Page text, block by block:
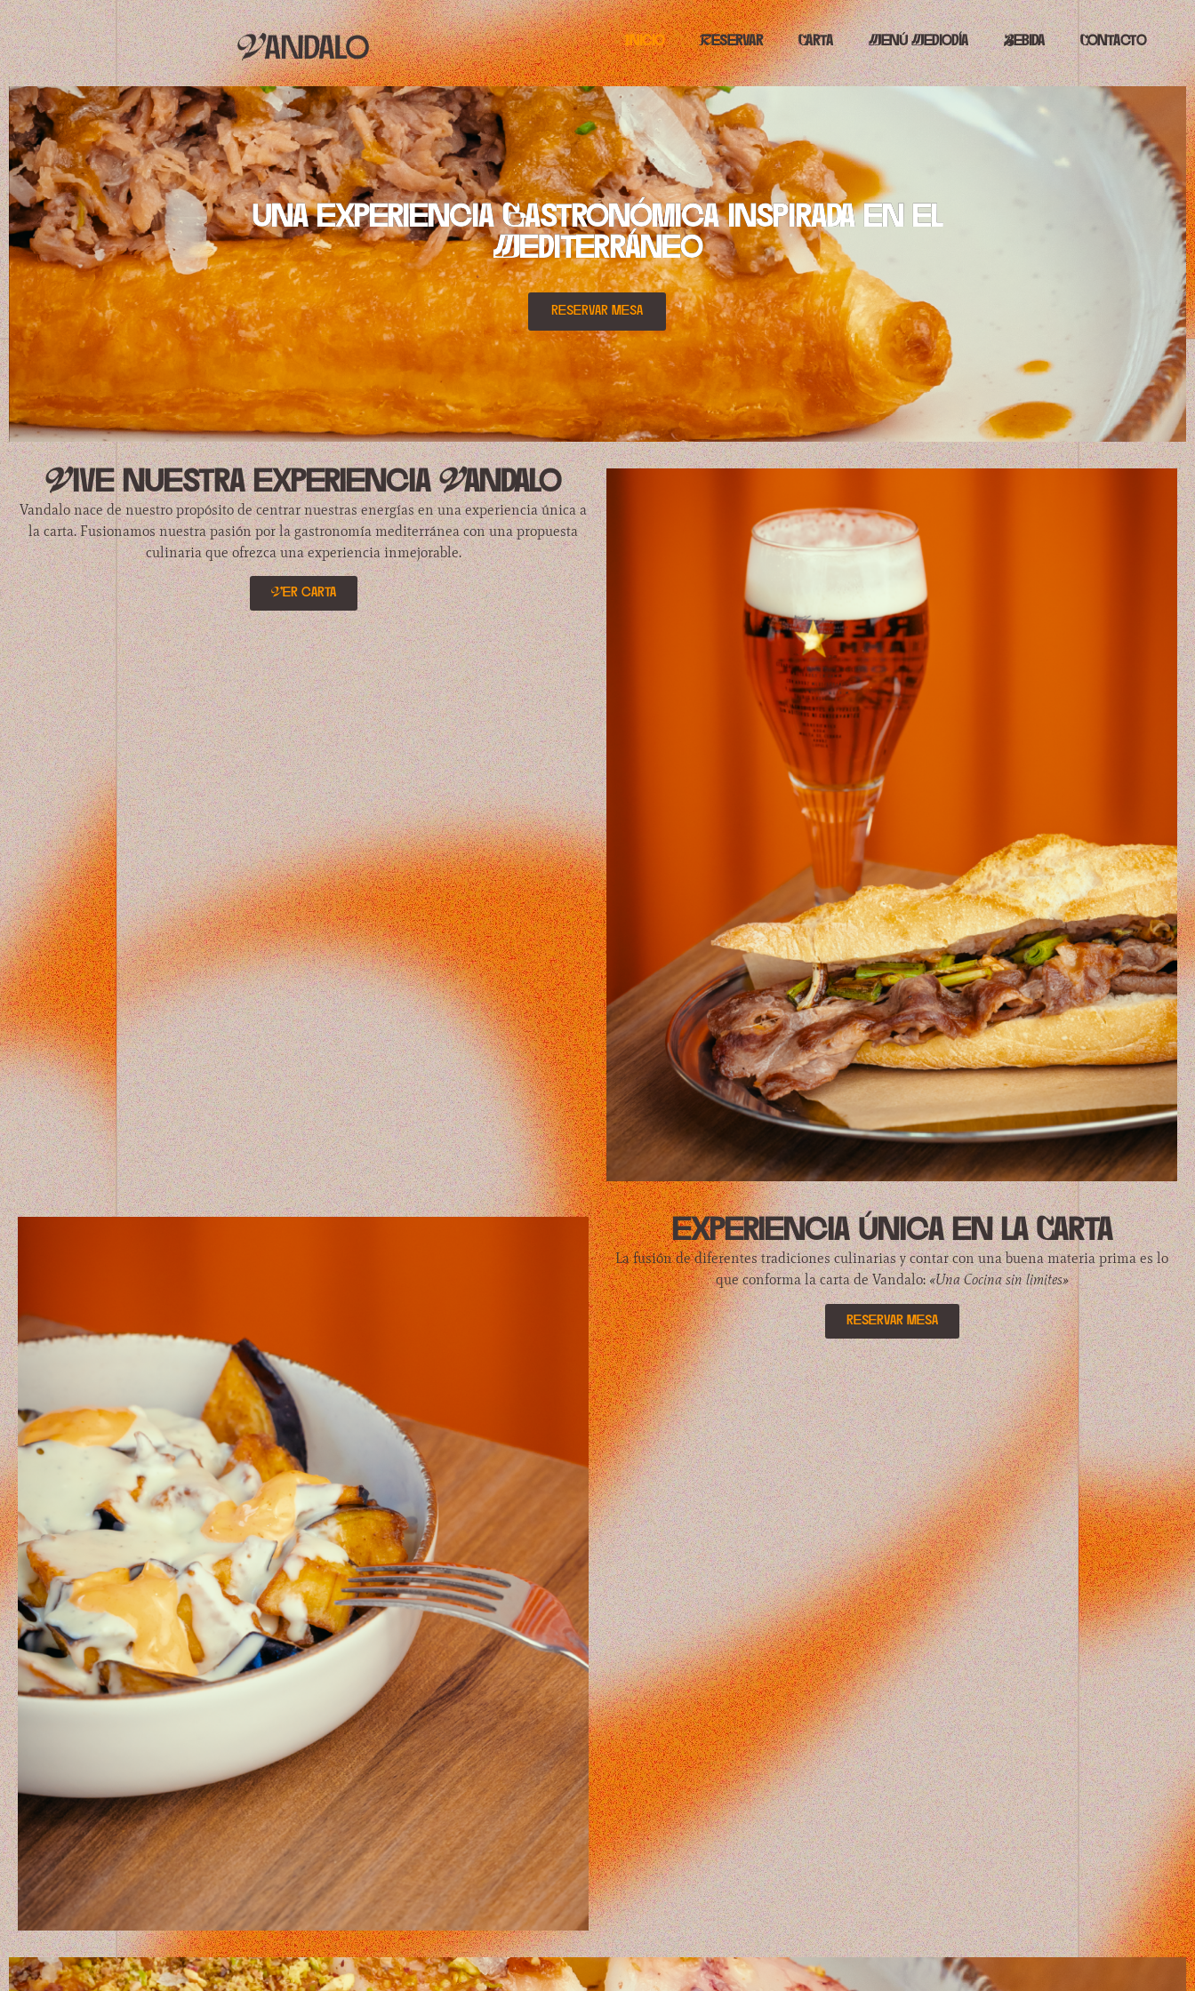
Inicio Reservar Carta Menú Mediodía Bebida Contacto
una experiencia Gastronómica inspirada en el
Mediterráneo
reservar mesa
Vive nuestra experiencia Vandalo
Vandalo nace de nuestro propósito de centrar nuestras energías en una experiencia única a
la carta. Fusionamos nuestra pasión por la gastronomía mediterránea con una propuesta
culinaria que ofrezca una experiencia inmejorable.
Ver carta
experiencia única en la Carta
La fusión de diferentes tradiciones culinarias y contar con una buena materia prima es lo
que conforma la carta de Vandalo:«Una Cocina sin limites»
reservar mesa